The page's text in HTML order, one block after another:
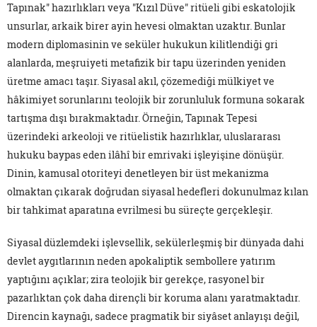
Tapınak" hazırlıkları veya "Kızıl Düve" ritüeli gibi eskatolojik
unsurlar, arkaik birer ayin hevesi olmaktan uzaktır. Bunlar
modern diplomasinin ve seküler hukukun kilitlendiği gri
alanlarda, meşruiyeti metafizik bir tapu üzerinden yeniden
üretme amacı taşır. Siyasal akıl, çözemediği mülkiyet ve
hâkimiyet sorunlarını teolojik bir zorunluluk formuna sokarak
tartışma dışı bırakmaktadır. Örneğin, Tapınak Tepesi
üzerindeki arkeoloji ve ritüelistik hazırlıklar, uluslararası
hukuku baypas eden ilâhî bir emrivaki işleyişine dönüşür.
Dinin, kamusal otoriteyi denetleyen bir üst mekanizma
olmaktan çıkarak doğrudan siyasal hedefleri dokunulmaz kılan
bir tahkimat aparatına evrilmesi bu süreçte gerçekleşir.
Siyasal düzlemdeki işlevsellik, sekülerleşmiş bir dünyada dahi
devlet aygıtlarının neden apokaliptik sembollere yatırım
yaptığını açıklar; zira teolojik bir gerekçe, rasyonel bir
pazarlıktan çok daha dirençli bir koruma alanı yaratmaktadır.
Direncin kaynağı, sadece pragmatik bir siyâset anlayışı değil,